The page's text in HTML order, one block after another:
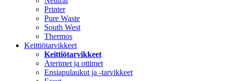
Printer
Pure Waste
South West
Thermos
Keittiötarvikkeet
Keittiötarvikkeet
Aterimet ja ottimet
Ensiapulaukut ja -tarvikkeet